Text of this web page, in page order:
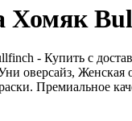
Хомяк
- Купить с
оверсайз, Женская
Премиальное